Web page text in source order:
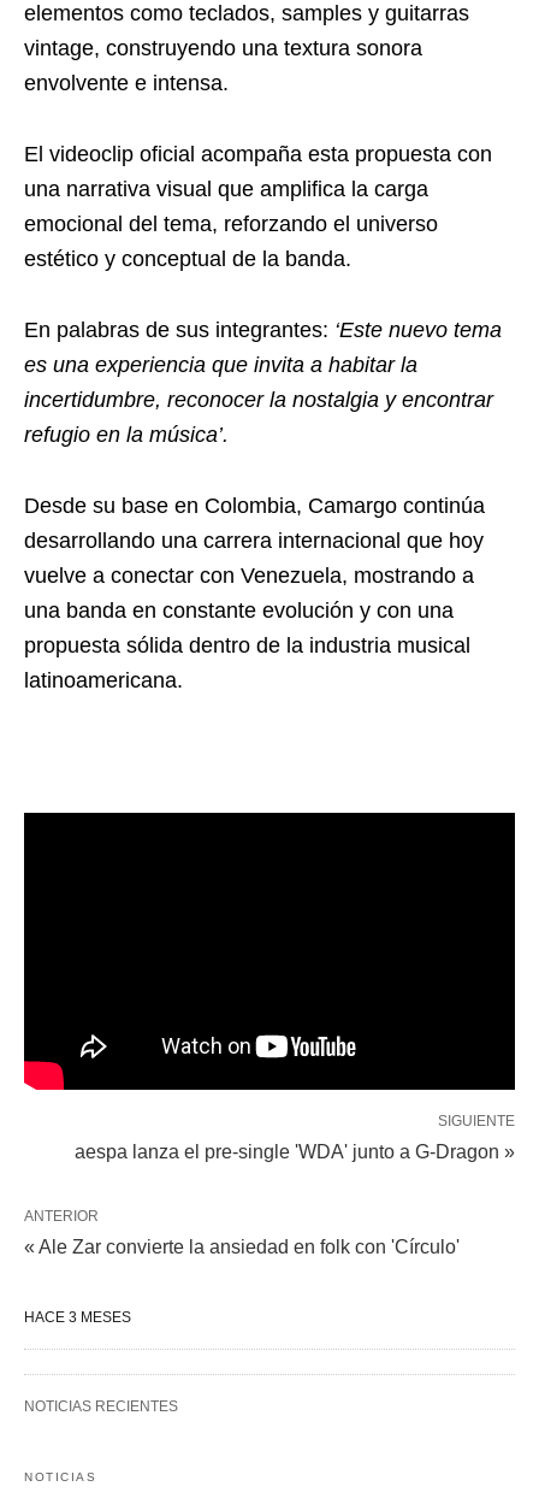
elementos como teclados, samples y guitarras
vintage, construyendo una textura sonora
envolvente e intensa.
El videoclip oficial acompaña esta propuesta con
una narrativa visual que amplifica la carga
emocional del tema, reforzando el universo
estético y conceptual de la banda.
En palabras de sus integrantes: ‘Este nuevo tema
es una experiencia que invita a habitar la
incertidumbre, reconocer la nostalgia y encontrar
refugio en la música’.
Desde su base en Colombia, Camargo continúa
desarrollando una carrera internacional que hoy
vuelve a conectar con Venezuela, mostrando a
una banda en constante evolución y con una
propuesta sólida dentro de la industria musical
latinoamericana.
SIGUIENTE
aespa lanza el pre-single 'WDA' junto a G-Dragon »
ANTERIOR
« Ale Zar convierte la ansiedad en folk con 'Círculo'
HACE 3 MESES
NOTICIAS RECIENTES
NOTICIAS